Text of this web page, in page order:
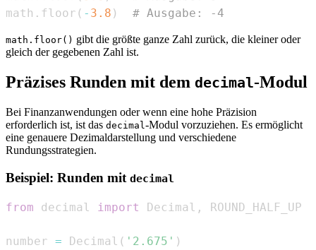
math . floor ( - 3.8 ) # Ausgabe: -4
math.floor() gibt die größte ganze Zahl zurück, die kleiner oder
gleich der gegebenen Zahl ist.
Präzises Runden mit dem decimal-Modul
Bei Finanzanwendungen oder wenn eine hohe Präzision
erforderlich ist, ist das decimal-Modul vorzuziehen. Es ermöglicht
eine genauere Dezimaldarstellung und verschiedene
Rundungsstrategien.
Beispiel: Runden mit decimal
from decimal import Decimal ,
number = Decimal ( '2.675' )